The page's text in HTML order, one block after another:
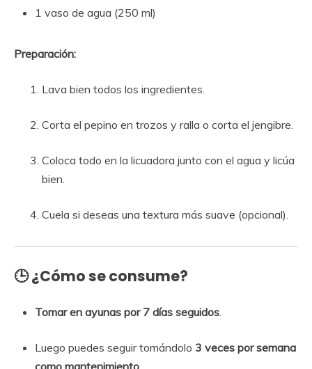
1 vaso de agua (250 ml)
Preparación:
Lava bien todos los ingredientes.
Corta el pepino en trozos y ralla o corta el jengibre.
Coloca todo en la licuadora junto con el agua y licúa
bien.
Cuela si deseas una textura más suave (opcional).
🕒 ¿Cómo se consume?
Tomar en ayunas por 7 días seguidos
Luego puedes seguir tomándolo 3 veces por semana
como mantenimiento